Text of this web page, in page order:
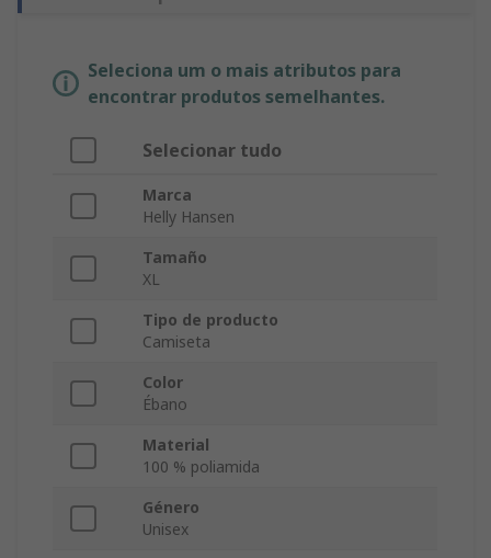
Seleciona um o mais atributos para
encontrar produtos semelhantes.
Selecionar tudo
Marca
Helly Hansen
Tamaño
XL
Tipo de producto
Camiseta
Color
Ébano
Material
100 % poliamida
Género
Unisex